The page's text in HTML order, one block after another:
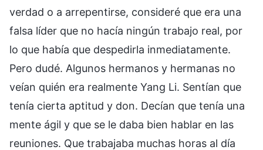
verdad o a arrepentirse, consideré que era una
falsa líder que no hacía ningún trabajo real, por
lo que había que despedirla inmediatamente.
Pero dudé. Algunos hermanos y hermanas no
veían quién era realmente Yang Li. Sentían que
tenía cierta aptitud y don. Decían que tenía una
mente ágil y que se le daba bien hablar en las
reuniones. Que trabajaba muchas horas al día